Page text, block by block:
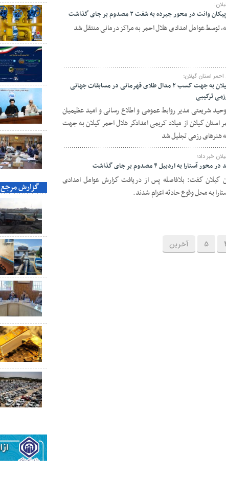
در محور جیرده به شفت ۲ مصدوم بر جای گذاشت
توسط عوامل امدادی هلال احمر به مراکز درمانی منتقل شد
استان گیلان؛
تجلیل از امدادگر هلال احمر استان گیلان به جهت کسب ۲ مدال طلای قهرمانی در مسابقات جهانی
شریعتی مدیر روابط عمومی و اطلاع رسانی و امید عظیمیان
گیلان از میلاد کریمی امدادگر هلال احمر گیلان به جهت
خبر داد؛
به اردبیل ۴ مصدوم بر جای گذاشت
گیلان گفت: بلافاصله پس از دریافت گزارش عوامل امدادی
به محل وقوع حادثه اعزام شدند.
5 آخرین
گزارش مرجع